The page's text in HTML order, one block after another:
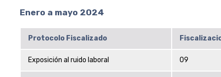
Enero a mayo 2024
Protocolo Fiscalizado
Exposición al ruido laboral 09